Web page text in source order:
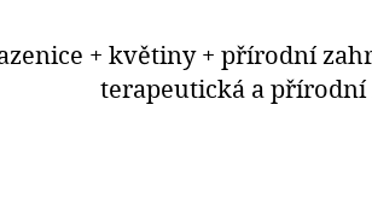
+ květiny + přírodní
terapeutická a přírodní